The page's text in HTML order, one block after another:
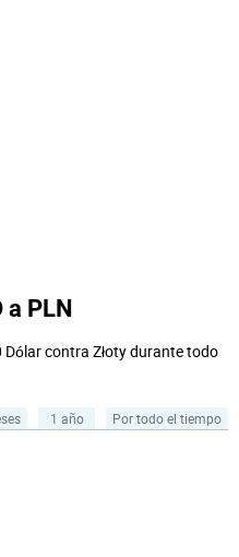
a PLN
contra Złoty durante todo
1 año Por todo el tiempo